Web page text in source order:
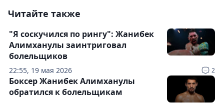
Читайте также
22:55, 19 мая 2026 2
"Я соскучился по рингу": Жанибек
Алимханулы заинтриговал
болельщиков
Боксер Жанибек Алимханулы
обратился к болельщикам